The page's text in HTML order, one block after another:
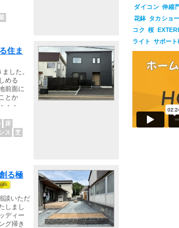
住ま
した。
める
前面に
とか
・・
床
ス
芝
る極
談いただ
しまし
ディー
グ掃き
ダイコン 伸縮
花鉢 タカショー
コク 桜
ライト サポート